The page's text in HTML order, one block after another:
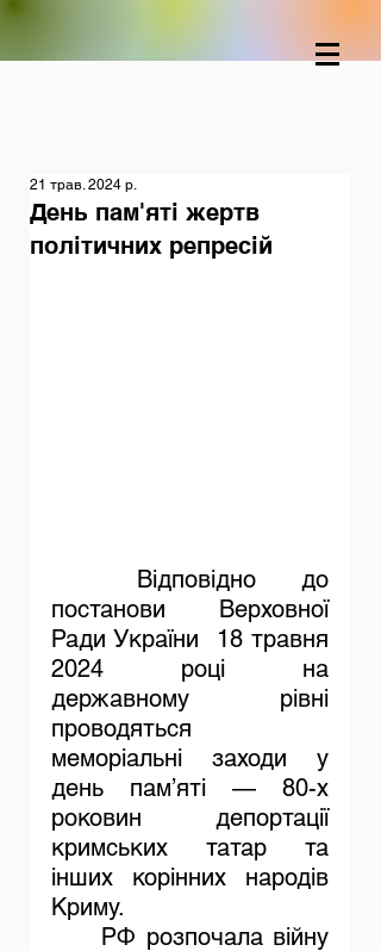
День пам'яті жертв
політичних репресій
21 трав. 2024 р.
постанови Верховної
Ради України  18 травня
2024 році на
державному рівні
проводяться
меморіальні заходи у
день пам’яті — 80-х
роковин депортації
кримських татар та
інших корінних народів
Криму.